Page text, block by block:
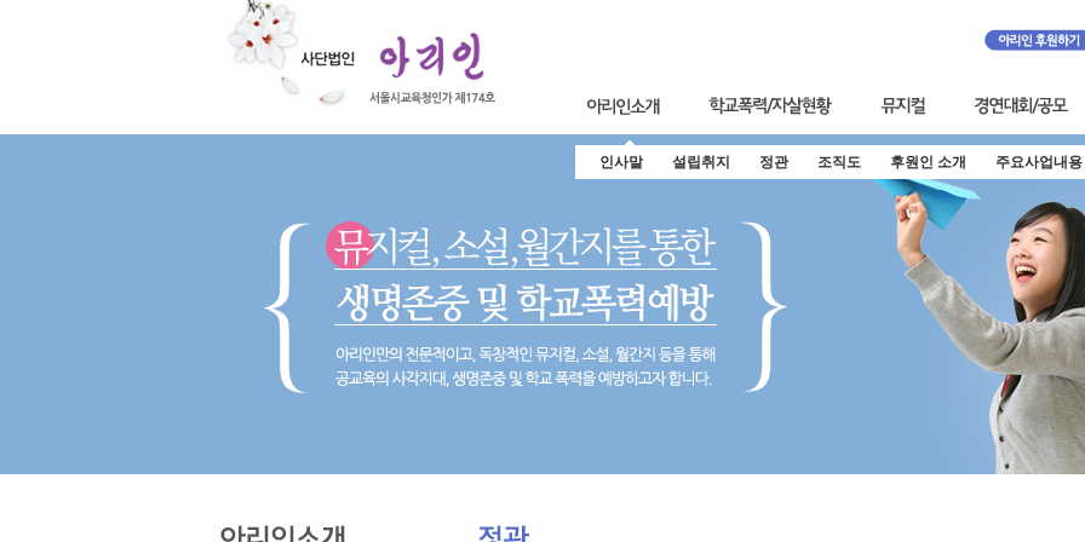
인사말 설립취지 정관 조직도 후원인 소개 주요사업내용